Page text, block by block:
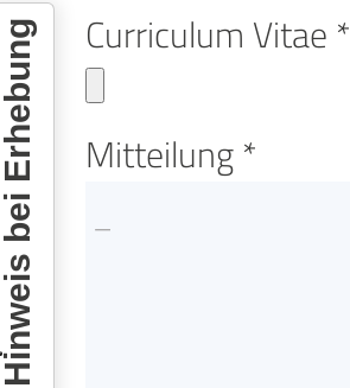
Curriculum Vitae *
Mitteilung *
Erhebung